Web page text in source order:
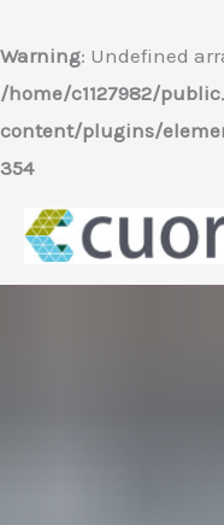
Warning: Undefined
/home/c1127982/
content/plugins/
354
容
を
ス
キ